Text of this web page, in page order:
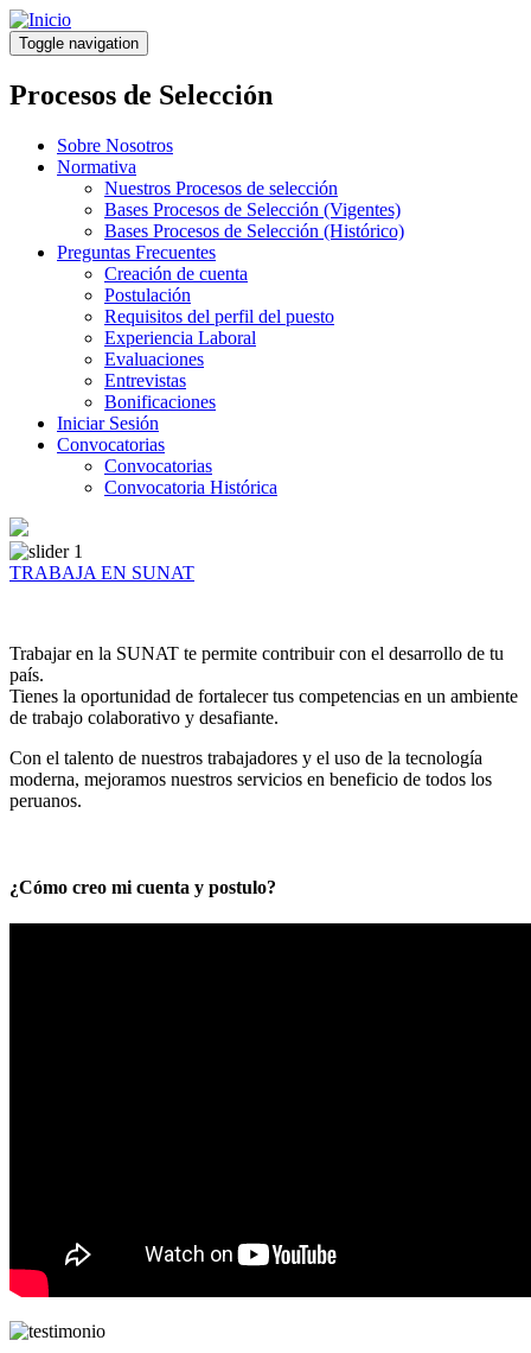
Pasar
al
contenido
principal
Toggle navigation
Procesos de Selección
Sobre Nosotros
Normativa
Nuestros Procesos de selección
Bases Procesos de Selección (Vigentes)
Bases Procesos de Selección (Histórico)
Preguntas Frecuentes
Creación de cuenta
Postulación
Requisitos del perfil del puesto
Experiencia Laboral
Evaluaciones
Entrevistas
Bonificaciones
Iniciar Sesión
Convocatorias
Convocatorias
Convocatoria Histórica
TRABAJA EN SUNAT
Trabajar en la SUNAT te permite contribuir con el desarrollo de tu
país.
Tienes la oportunidad de fortalecer tus competencias en un ambiente
de trabajo colaborativo y desafiante.
Con el talento de nuestros trabajadores y el uso de la tecnología
moderna, mejoramos nuestros servicios en beneficio de todos los
peruanos.
¿Cómo creo mi cuenta y postulo?